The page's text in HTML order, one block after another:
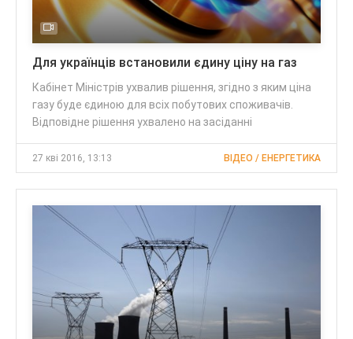
Для українців встановили єдину ціну на газ
Кабінет Міністрів ухвалив рішення, згідно з яким ціна
газу буде єдиною для всіх побутових споживачів.
Відповідне рішення ухвалено на засіданні
27 кві 2016, 13:13 ВІДЕО / ЕНЕРГЕТИКА